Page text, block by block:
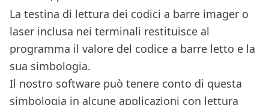
La testina di lettura dei codici a barre imager o
laser inclusa nei terminali restituisce al
programma il valore del codice a barre letto e la
sua simbologia.
Il nostro software può tenere conto di questa
simbologia in alcune applicazioni con lettura